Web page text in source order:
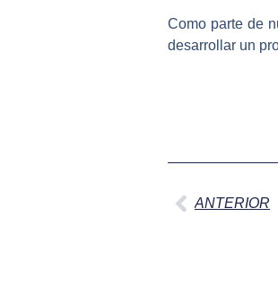
Como parte de
desarrollar un
ANTERIOR